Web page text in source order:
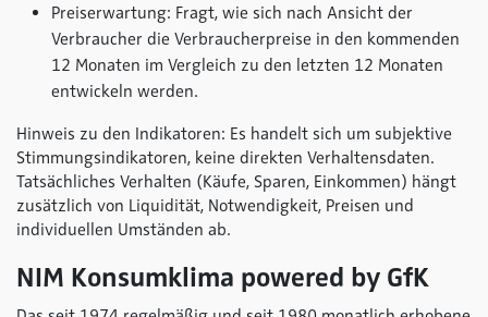
Preiserwartung: Fragt, wie sich nach Ansicht der
Verbraucher die Verbraucherpreise in den kommenden
12 Monaten im Vergleich zu den letzten 12 Monaten
entwickeln werden.
Hinweis zu den Indikatoren: Es handelt sich um subjektive
Stimmungsindikatoren, keine direkten Verhaltensdaten.
Tatsächliches Verhalten (Käufe, Sparen, Einkommen) hängt
zusätzlich von Liquidität, Notwendigkeit, Preisen und
individuellen Umständen ab.
NIM Konsumklima powered by GfK